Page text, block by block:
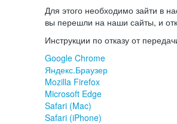
Для этого необходимо зайти в
вы перешли на наши сайты, и
Инструкции по отказу от
Google Chrome
Яндекс.Браузер
Mozilla Firefox
Microsoft Edge
Safari (Mac)
Safari (iPhone)